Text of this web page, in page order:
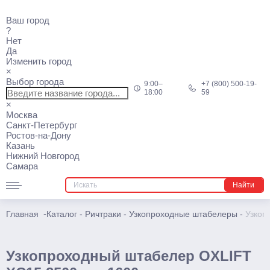
Ваш город
?
Нет
Да
Изменить город
×
Выбор города
×
Москва
Санкт-Петербург
Ростов-на-Дону
Казань
Нижний Новгород
Самара
9:00–
18:00
+7 (800) 500-19-
59
Найти
Главная -Каталог - Ричтраки - Узкопроходные штабелеры -
Узкопроходный штабелер OXLIFT
Ричтраки
Мини
Электрические
Многоходовые
Узкопроходные штабелеры
Подъемники
Телескопические
Несамоходные
Самоходные
Поводковые
Штабелеры